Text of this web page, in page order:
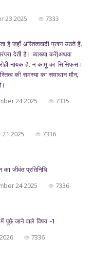
23 2025 7333
है जहाँ अस्तित्ववादी प्रश्न उठते हैं,
देती है। व्याख्या करें|अथवा
नायक है, न कामू का सिसिफस।
की समस्या का समाधान मौन,
24 2025 7335
2025 7336
का जीवंत प्रतिनिधि
24 2025 7336
में पूछे जाने वाले विषय -1
7336